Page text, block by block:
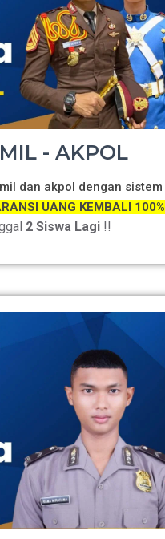
- AKPOL
dan akpol dengan sistem
UANG KEMBALI 100%
2 Siswa Lagi !!